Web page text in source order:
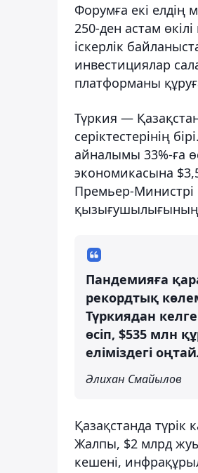
Форумға екі елдің
250-ден астам
іскерлік
инвестициялар
платформаны
Түркия —
серіктестерінің
айналымы 33%-ға
экономикасына
Премьер-Министрі
қызығушылығының
Пандемияға
рекордтық
Түркиядан
өсіп, $535 млн
еліміздегі
Әлихан Смайылов
Қазақстанда
Жалпы, $2 млрд
кешені,